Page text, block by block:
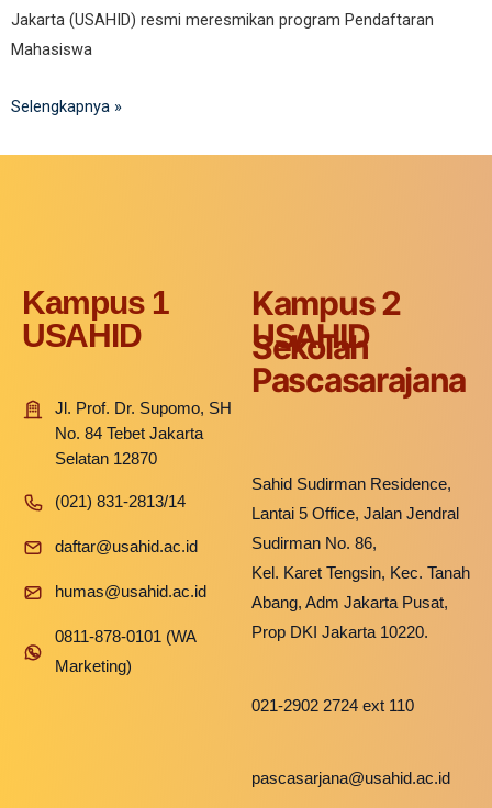
Jakarta (USAHID) resmi meresmikan program Pendaftaran
Mahasiswa
Selengkapnya »
Kampus 1
USAHID
Jl. Prof. Dr. Supomo, SH
No. 84 Tebet Jakarta
Selatan 12870
(021) 831-2813/14
daftar@usahid.ac.id
humas@usahid.ac.id
0811-878-0101 (WA
Marketing)
Kampus 2
USAHID
Sekolah
Pascasarajana
Sahid Sudirman Residence,
Lantai 5 Office, Jalan Jendral
Sudirman No. 86,
Kel. Karet Tengsin, Kec. Tanah
Abang, Adm Jakarta Pusat,
Prop DKI Jakarta 10220.
021-2902 2724 ext 110
pascasarjana@usahid.ac.id